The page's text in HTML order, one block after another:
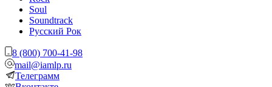
Soul
Soundtrack
Русский Рок
8 (800) 700-41-98
mail@iamlp.ru
Телеграмм